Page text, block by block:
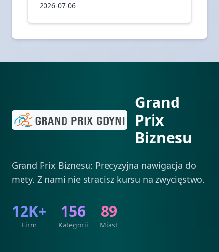
2026-07-06
Grand
Prix
Biznesu
Grand Prix Biznesu: Precyzyjna nawigacja do
mety. Z nami nie stracisz kursu na zwycięstwo.
12K+
Firm
156
Kategorii
89
Miast